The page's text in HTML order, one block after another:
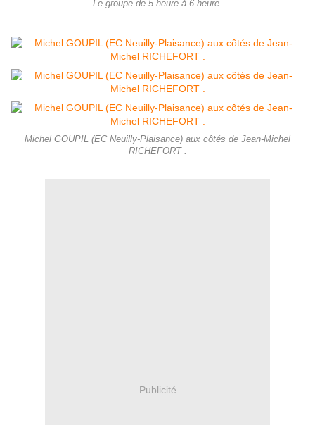
Le groupe de 5 heure à 6 heure.
Michel GOUPIL (EC Neuilly-Plaisance) aux côtés de Jean-Michel
RICHEFORT .
Publicité